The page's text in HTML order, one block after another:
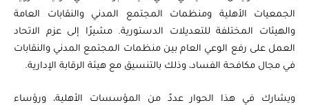
الجمعيات الأهلية ومنظمات المجتمع المدني والنقابات العامة
والهيئات المختلفة للتعديلات الدستورية. مشيرًا إلى عزم الاتحاد
العمل على رفع الوعي العام بين منظمات المجتمع المدني والنقابات
في مجال مكافحة الفساد، وذلك بالتنسيق مع هيئة الرقابة الإدارية.
ويشارك في هذا الحوار عددٌ من المؤسسات الأهلية، ورؤساء